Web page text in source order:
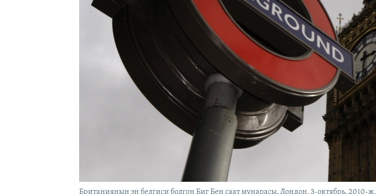
Британиянын эн белгиси болгон Биг Бен саат мунарасы, Лондон. 3-октябрь, 2010-ж.